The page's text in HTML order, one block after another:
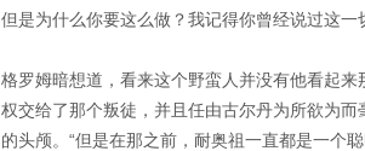
但是为什么你要这么做？我记得你曾经说过这一
格罗姆暗想道，看来这个野蛮人并没有他看起
权交给了那个叛徒，并且任由古尔丹为所欲为
的头颅。“但是在那之前，耐奥祖一直都是一个